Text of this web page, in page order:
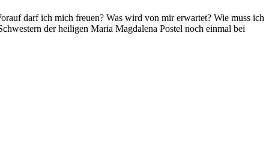
darf ich mich freuen? Was wird von mir erwartet? Wie muss ich
der heiligen Maria Magdalena Postel noch einmal bei